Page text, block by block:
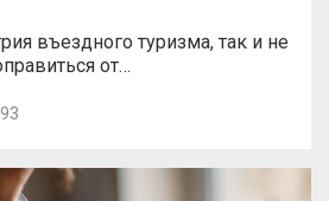
въездного туризма, так и не
от…